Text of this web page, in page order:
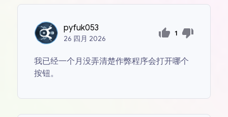
pyfuk053
26 四月 2026
1
我已经一个月没弄清楚作弊程序会打开哪个
按钮。